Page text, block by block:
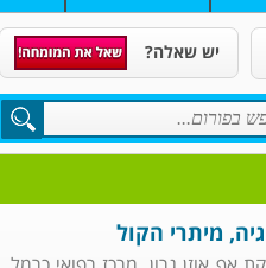
יש שאלה?
מיתרי הקול